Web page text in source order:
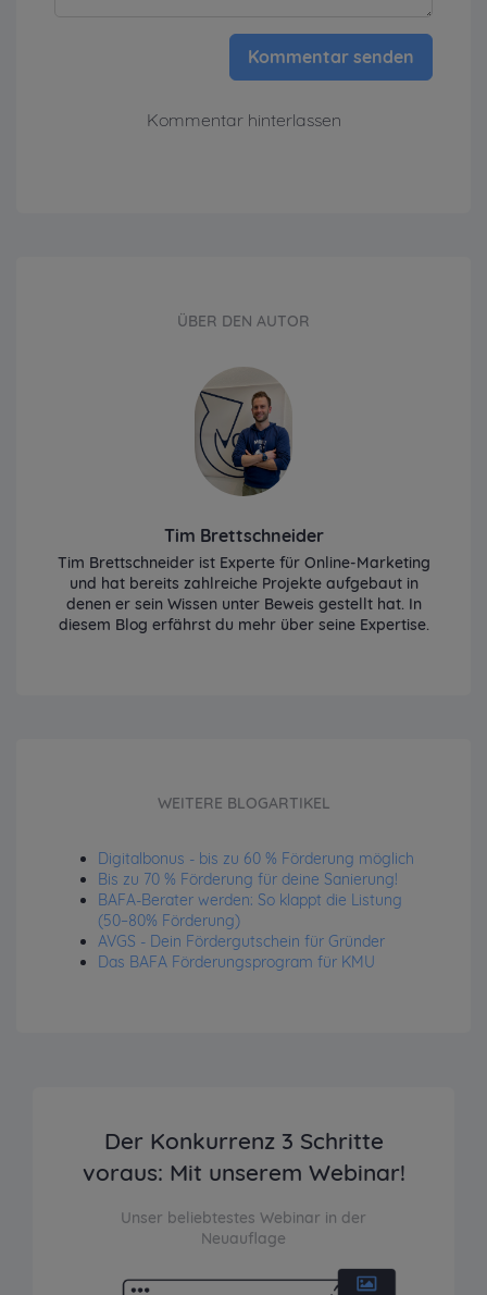
Kommentar senden
Kommentar hinterlassen
ÜBER DEN AUTOR
Tim Brettschneider
Tim Brettschneider ist Experte für Online-Marketing
und hat bereits zahlreiche Projekte aufgebaut in
denen er sein Wissen unter Beweis gestellt hat. In
diesem Blog erfährst du mehr über seine Expertise.
WEITERE BLOGARTIKEL
Digitalbonus - bis zu 60 % Förderung möglich
Bis zu 70 % Förderung für deine Sanierung!
BAFA-Berater werden: So klappt die Listung
(50–80% Förderung)
AVGS - Dein Fördergutschein für Gründer
Das BAFA Förderungsprogram für KMU
Der Konkurrenz 3 Schritte
voraus: Mit unserem Webinar!
Unser beliebtestes Webinar in der
Neuauflage